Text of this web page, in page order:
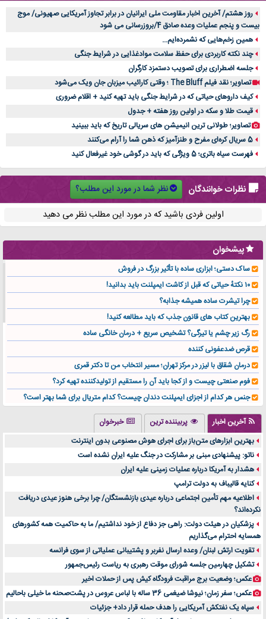
روز هشتم/ آخرین اخبار مقاومت ملی ایرانیان در برابر تجاوز آمریکایی صهیونی/ موج
بیست و پنجم عملیات وعده صادق 4/بروزرسانی می شود
همین زخم‌هایی که نشمرده‌ایم...
چند نکته کاربردی برای حفظ سلامت موادغذایی در شرایط جنگی
جلسه اضطراری برای تصویب دستمزد کارگران
تصاویر؛ نقد فیلم The Bluff ؛ وقتی کارائیب میزبان جان ویک می‌شود
کیف داروهای حیاتی که در شرایط جنگی باید تهیه کنید + اقلام ضروری
قیمت طلا و سکه در اولین روز هفته + جدول
تصاویر؛ طولانی ترین انیمیشن های سریالی تاریخ که باید ببینید
5 سریال کره‌ای مفرح و طنزآمیز که ذهن شما را آرام می‌کنند
فهرست سیاه باتری؛ 5 ویژگی که باید در گوشی خود غیرفعال کنید
نظرات خوانندگان
نظر شما در مورد این مطلب؟
اولین فردی باشید که در مورد این مطلب نظر می دهید
پیشخوان
ساک دستی؛ ابزاری ساده با تأثیر بزرگ در فروش
۱۰ نکتهٔ حیاتی که قبل از کاشت ایمپلنت باید بدانید!
چرا تیشرت ساده همیشه جذابه؟
بهترین کتاب های قانون جذب که باید مطالعه کنید!
رگ زیر چشم یا تیرگی؟ تشخیص سریع + درمان خانگی ساده
قرص ضدعفونی کننده
درمان شقاق با لیزر در مرکز تهران؛ مسیر انتخاب من تا دکتر قمری
فوم صنعتی چیست و از کجا باید آن را مستقیم از تولیدکننده تهیه کرد؟
جنس هر کدام از اجزای ایمپلنت دندان چیست؟ کدام متریال برای شما بهتر است؟
تولید لیوان کاغذی یک کسب‌ و کار پر سود و رو‌ به‌ رشد در بازار ایران
درد زانو بعد از تمرین با تردمیل؟ شاید مشکل از این انتخاب باشد
آینده موسیقی هم‌اکنون در اینجاست
بهترین راه تبلیغات کلینیک زیبایی و افزایش مشتری کدام است؟
مقایسه قالب آسترا با وودمارت و فلت‌سام (فارسی)
خرید سمعک کارکرده یا دست دوم | نکات مهم قبل از تصمیم‌گیری
خرید و فروش قطعات سرور دست دوم در ماهان شبکه ایرانیان
اهمیت انتخاب بهترین وکیل در سعادت آباد برای پرونده‌های حساس و کلان
لیفتراک صفر؛ راهنمای جامع خرید، قیمت و فروش در ایران
راهنمای جامع بهترین کفش ورزشی برای دویدن و استفاده روزمره | بررسی ۱۲ مدل برتر
آخرین اخبار پربیننده ترین
خبرخوان
بهترین ابزارهای متن‌باز برای اجرای هوش مصنوعی بدون اینترنت
ناتو: پیشنهادی مبنی بر مشارکت در جنگ علیه ایران نشده است
هشدار به آمریکا درباره عملیات زمینی علیه ایران
کنایه قالیباف به دولت ترامپ
اطلاعیه مهم تأمین اجتماعی درباره عیدی بازنشستگان/ چرا برخی هنوز عیدی دریافت
نکرده‌اند؟
پزشکیان در هیئت دولت: راهی جز دفاع از خود نداشتیم/ ما به حاکمیت همه کشورهای
همسایه احترام می‌گذاریم
تقویت ارتش لبنان/ وعده ارسال نفربر و پشتیبانی عملیاتی از سوی فرانسه
تشکیل چهارمین جلسه شورای موقت رهبری به ریاست رئیس‌جمهور
عکس؛ وضعیت برج مراقبت فرودگاه کیش پس از حملات اخیر
عکس؛ سفر زمان؛ نیوشا ضیغمی 36 ساله با لباس عروس در پشت‌صحنه ما خیلی باحالیم
سپاه یک نفتکش آمریکایی را هدف حمله قرار داد+ جزئیات